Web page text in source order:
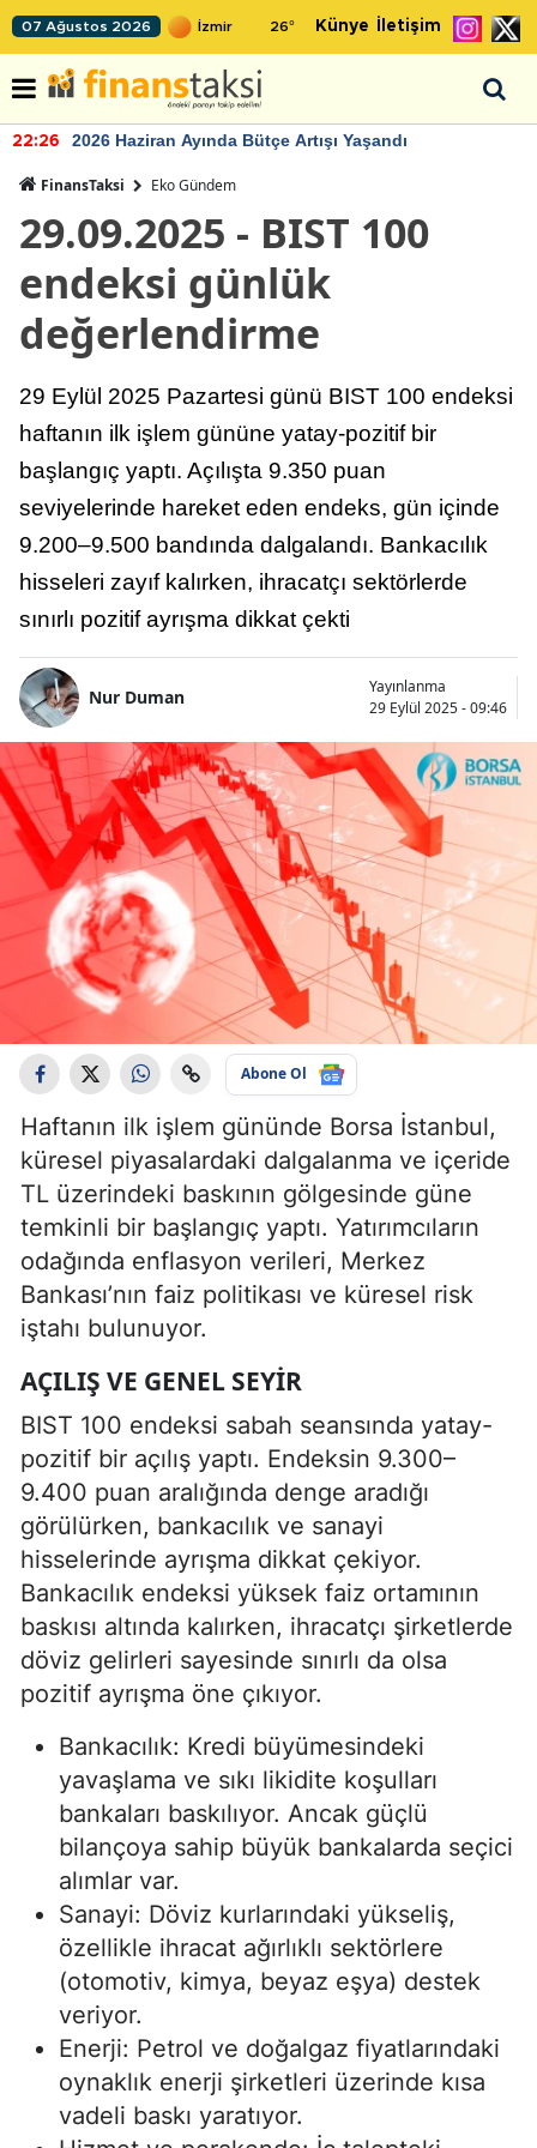
07 Ağustos 2026 26° Künye İletişim
22:26 2026 Haziran Ayında Bütçe Artışı Yaşandı
FinansTaksi Eko Gündem
29.09.2025 - BIST 100
endeksi günlük
değerlendirme
29 Eylül 2025 Pazartesi günü BIST 100 endeksi
haftanın ilk işlem gününe yatay-pozitif bir
başlangıç yaptı. Açılışta 9.350 puan
seviyelerinde hareket eden endeks, gün içinde
9.200–9.500 bandında dalgalandı. Bankacılık
hisseleri zayıf kalırken, ihracatçı sektörlerde
sınırlı pozitif ayrışma dikkat çekti
Nur Duman
Yayınlanma
29 Eylül 2025 - 09:46
Abone Ol
Haftanın ilk işlem gününde Borsa İstanbul,
küresel piyasalardaki dalgalanma ve içeride
TL üzerindeki baskının gölgesinde güne
temkinli bir başlangıç yaptı. Yatırımcıların
odağında enflasyon verileri, Merkez
Bankası’nın faiz politikası ve küresel risk
iştahı bulunuyor.
AÇILIŞ VE GENEL SEYIR
BIST 100 endeksi sabah seansında yatay-
pozitif bir açılış yaptı. Endeksin 9.300–
9.400 puan aralığında denge aradığı
görülürken, bankacılık ve sanayi
hisselerinde ayrışma dikkat çekiyor.
Bankacılık endeksi yüksek faiz ortamının
baskısı altında kalırken, ihracatçı şirketlerde
döviz gelirleri sayesinde sınırlı da olsa
pozitif ayrışma öne çıkıyor.
Bankacılık: Kredi büyümesindeki
yavaşlama ve sıkı likidite koşulları
bankaları baskılıyor. Ancak güçlü
bilançoya sahip büyük bankalarda seçici
alımlar var.
Sanayi: Döviz kurlarındaki yükseliş,
özellikle ihracat ağırlıklı sektörlere
(otomotiv, kimya, beyaz eşya) destek
veriyor.
Enerji: Petrol ve doğalgaz fiyatlarındaki
oynaklık enerji şirketleri üzerinde kısa
vadeli baskı yaratıyor.